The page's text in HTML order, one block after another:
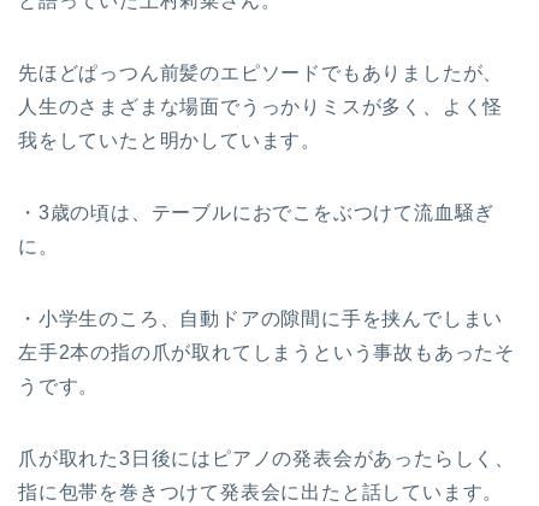
先ほどぱっつん前髪のエピソードでもありましたが、
人生のさまざまな場面でうっかりミスが多く、よく怪
我をしていたと明かしています。
・3歳の頃は、テーブルにおでこをぶつけて流血騒ぎ
に。
・小学生のころ、自動ドアの隙間に手を挟んでしまい
左手2本の指の爪が取れてしまうという事故もあったそ
うです。
爪が取れた3日後にはピアノの発表会があったらしく、
指に包帯を巻きつけて発表会に出たと話しています。